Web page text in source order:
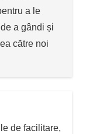
a le
a gândi și
către noi
de facilitare,